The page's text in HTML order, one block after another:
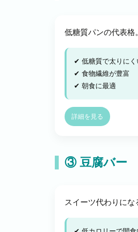
低糖質パンの代表格
✔ 低糖質で太りにく
✔ 食物繊維が豊富
✔ 朝食に最適
詳細を見る
③ 豆腐バー
スイーツ代わりにな